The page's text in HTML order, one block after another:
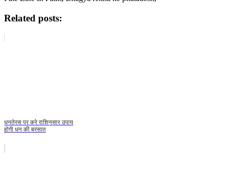
Related posts:
धनतेरस पर करे राशिनुसार उपाय
होगी धन की बरसात